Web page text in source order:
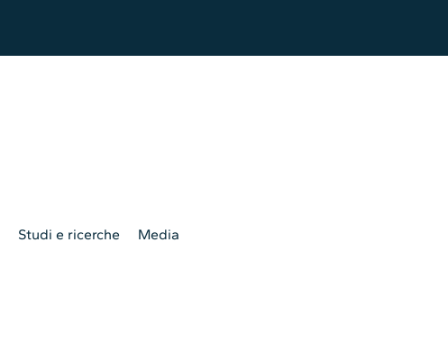
Studi e ricerche Media